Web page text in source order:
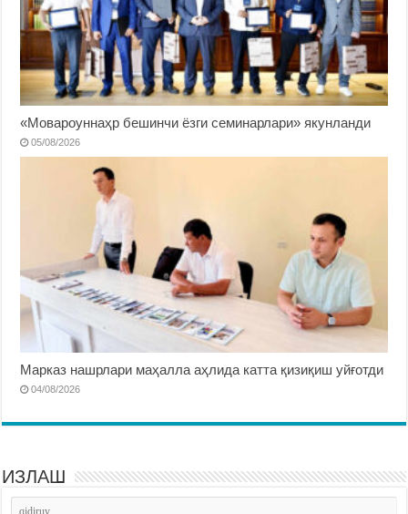
«Мовароуннаҳр бешинчи ёзги семинарлари» якунланди
05/08/2026
Марказ нашрлари маҳалла аҳлида катта қизиқиш уйғотди
04/08/2026
ИЗЛАШ